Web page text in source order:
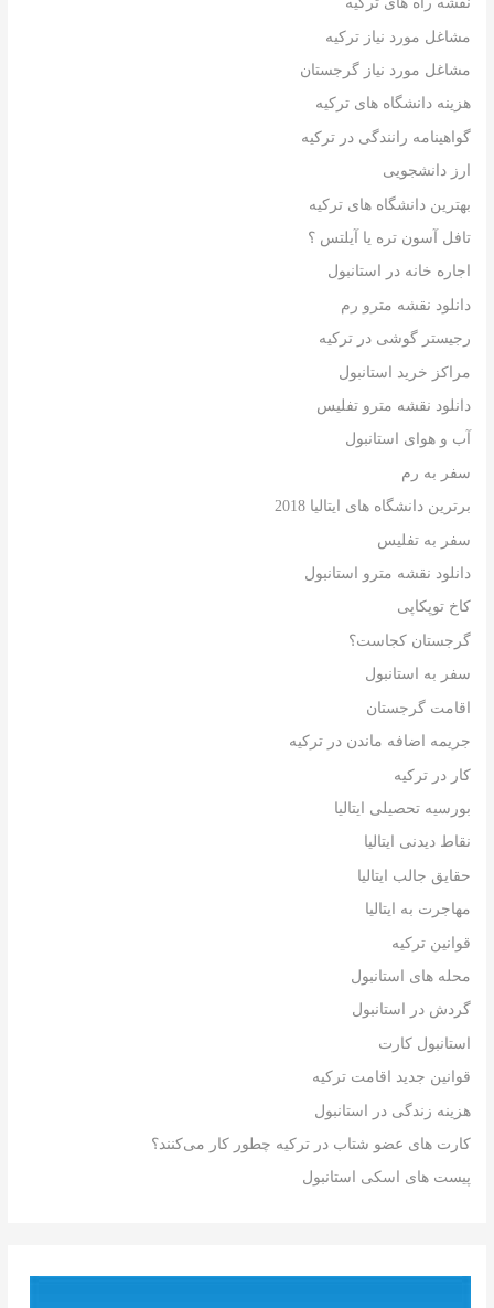
مشاغل مورد نیاز ترکیه
مشاغل مورد نیاز گرجستان
هزینه دانشگاه های ترکیه
گواهینامه رانندگی در ترکیه
ارز دانشجویی
بهترین دانشگاه های ترکیه
تافل آسون تره یا آیلتس ؟
اجاره خانه در استانبول
دانلود نقشه مترو رم
رجیستر گوشی در ترکیه
مراکز خرید استانبول
دانلود نقشه مترو تفلیس
آب و هوای استانبول
سفر به رم
برترین دانشگاه های ایتالیا 2018
سفر به تفلیس
دانلود نقشه مترو استانبول
کاخ توپکاپی
گرجستان کجاست؟
سفر به استانبول
اقامت گرجستان
جریمه اضافه ماندن در ترکیه
کار در ترکیه
بورسیه تحصیلی ایتالیا
نقاط دیدنی ایتالیا
حقایق جالب ایتالیا
مهاجرت به ایتالیا
قوانین ترکیه
محله های استانبول
گردش در استانبول
استانبول کارت
قوانین جدید اقامت ترکیه
هزینه زندگی در استانبول
کارت های عضو شتاب در ترکیه چطور کار می‌کنند؟
پیست های اسکی استانبول